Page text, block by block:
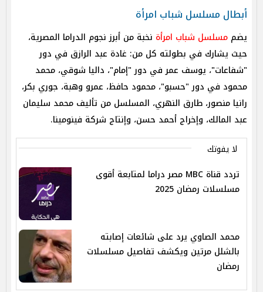
أبطال مسلسل شباب امرأة
يضم مسلسل شباب امرأة نخبة من أبرز نجوم الدراما المصرية،
حيث يشارك في بطولته كل من: غادة عبد الرازق في دور
"شفاعات"، يوسف عمر في دور "إمام"، داليا شوقي، محمد
محمود في دور "حسبو"، محمود حافظ، عمرو وهبة، جوري بكر،
رانيا منصور، طارق النهري، المسلسل من تأليف محمد سليمان
عبد المالك، وإخراج أحمد حسن، وإنتاج شركة فينومينا.
لا يفوتك
تردد قناة MBC مصر دراما لمتابعة أقوى
مسلسلات رمضان 2025
محمد الصاوي يرد على شائعات إصابته
بالشلل مرتين ويكشف تفاصيل مسلسلات
رمضان